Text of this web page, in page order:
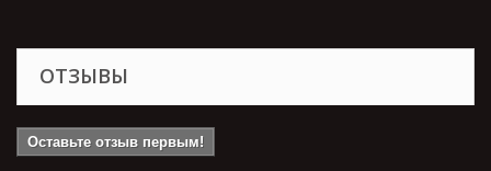
ОТЗЫВЫ
Оставьте отзыв первым!